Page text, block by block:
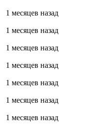
1 месяцев назад
1 месяцев назад
1 месяцев назад
1 месяцев назад
1 месяцев назад
1 месяцев назад
1 месяцев назад